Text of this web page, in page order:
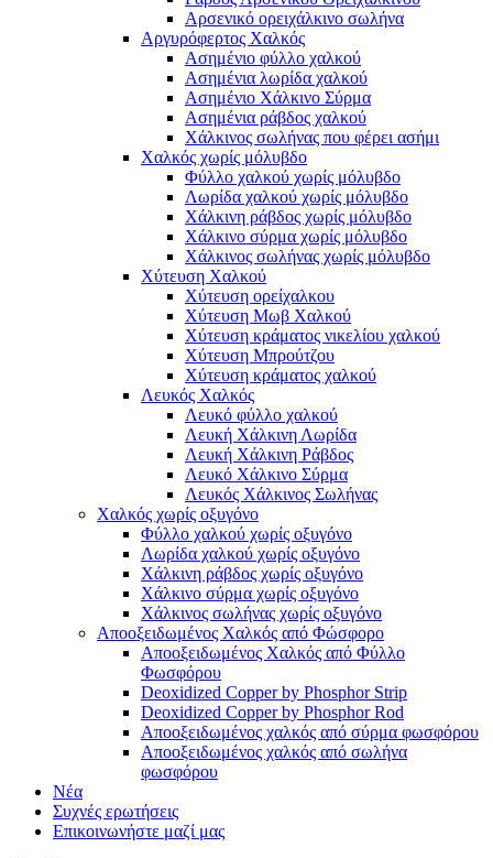
Αρσενικό ορειχάλκινο σωλήνα
Αργυρόφερτος Χαλκός
Ασημένιο φύλλο χαλκού
Ασημένια λωρίδα χαλκού
Ασημένιο Χάλκινο Σύρμα
Ασημένια ράβδος χαλκού
Χάλκινος σωλήνας που φέρει ασήμι
Χαλκός χωρίς μόλυβδο
Φύλλο χαλκού χωρίς μόλυβδο
Λωρίδα χαλκού χωρίς μόλυβδο
Χάλκινη ράβδος χωρίς μόλυβδο
Χάλκινο σύρμα χωρίς μόλυβδο
Χάλκινος σωλήνας χωρίς μόλυβδο
Χύτευση Χαλκού
Χύτευση ορείχαλκου
Χύτευση Μωβ Χαλκού
Χύτευση κράματος νικελίου χαλκού
Χύτευση Μπρούτζου
Χύτευση κράματος χαλκού
Λευκός Χαλκός
Λευκό φύλλο χαλκού
Λευκή Χάλκινη Λωρίδα
Λευκή Χάλκινη Ράβδος
Λευκό Χάλκινο Σύρμα
Λευκός Χάλκινος Σωλήνας
Χαλκός χωρίς οξυγόνο
Φύλλο χαλκού χωρίς οξυγόνο
Λωρίδα χαλκού χωρίς οξυγόνο
Χάλκινη ράβδος χωρίς οξυγόνο
Χάλκινο σύρμα χωρίς οξυγόνο
Χάλκινος σωλήνας χωρίς οξυγόνο
Αποοξειδωμένος Χαλκός από Φώσφορο
Αποοξειδωμένος Χαλκός από Φύλλο
Φωσφόρου
Deoxidized Copper by Phosphor Strip
Deoxidized Copper by Phosphor Rod
Αποοξειδωμένος χαλκός από σύρμα φωσφόρου
Αποοξειδωμένος χαλκός από σωλήνα
φωσφόρου
Νέα
Συχνές ερωτήσεις
Επικοινωνήστε μαζί μας